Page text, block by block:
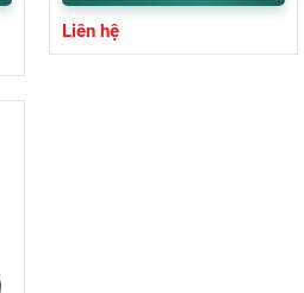
Liên hệ